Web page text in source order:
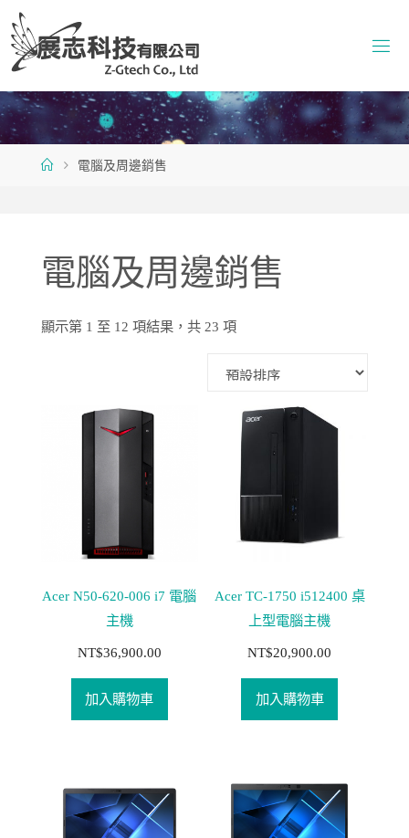
Skip
content
Home電腦及周邊銷售
電腦及周邊銷售
顯示第 1 至 12 項結果，共 23 項
Acer N50-620-006 i7 電腦
主機
NT$36,900.00
加入購物車
Acer TC-1750 i512400 桌
上型電腦主機
NT$20,900.00
加入購物車